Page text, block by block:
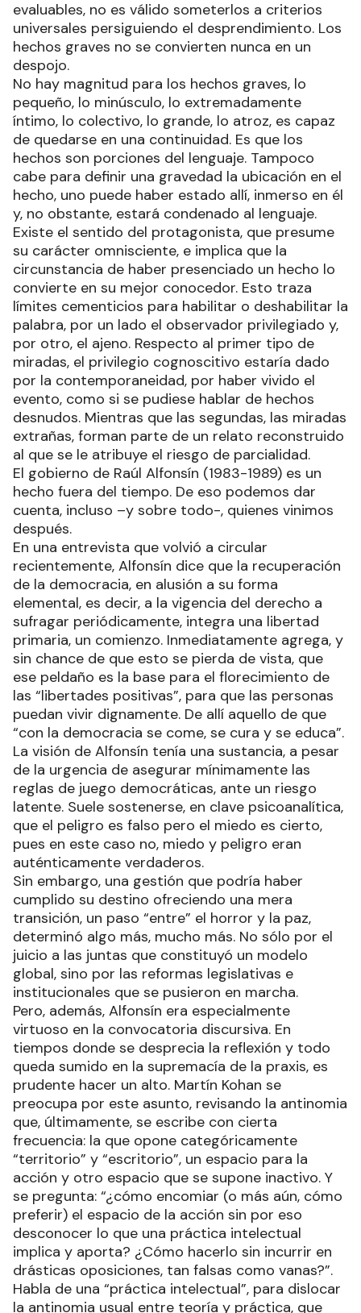
evaluables, no es válido someterlos a criterios
universales persiguiendo el desprendimiento. Los
hechos graves no se convierten nunca en un
despojo.
No hay magnitud para los hechos graves, lo
pequeño, lo minúsculo, lo extremadamente
íntimo, lo colectivo, lo grande, lo atroz, es capaz
de quedarse en una continuidad. Es que los
hechos son porciones del lenguaje. Tampoco
cabe para definir una gravedad la ubicación en el
hecho, uno puede haber estado allí, inmerso en él
y, no obstante, estará condenado al lenguaje.
Existe el sentido del protagonista, que presume
su carácter omnisciente, e implica que la
circunstancia de haber presenciado un hecho lo
convierte en su mejor conocedor. Esto traza
límites cementicios para habilitar o deshabilitar la
palabra, por un lado el observador privilegiado y,
por otro, el ajeno. Respecto al primer tipo de
miradas, el privilegio cognoscitivo estaría dado
por la contemporaneidad, por haber vivido el
evento, como si se pudiese hablar de hechos
desnudos. Mientras que las segundas, las miradas
extrañas, forman parte de un relato reconstruido
al que se le atribuye el riesgo de parcialidad.
El gobierno de Raúl Alfonsín (1983-1989) es un
hecho fuera del tiempo. De eso podemos dar
cuenta, incluso –y sobre todo-, quienes vinimos
después.
En una entrevista que volvió a circular
recientemente, Alfonsín dice que la recuperación
de la democracia, en alusión a su forma
elemental, es decir, a la vigencia del derecho a
sufragar periódicamente, integra una libertad
primaria, un comienzo. Inmediatamente agrega, y
sin chance de que esto se pierda de vista, que
ese peldaño es la base para el florecimiento de
las “libertades positivas”, para que las personas
puedan vivir dignamente. De allí aquello de que
“con la democracia se come, se cura y se educa”.
La visión de Alfonsín tenía una sustancia, a pesar
de la urgencia de asegurar mínimamente las
reglas de juego democráticas, ante un riesgo
latente. Suele sostenerse, en clave psicoanalítica,
que el peligro es falso pero el miedo es cierto,
pues en este caso no, miedo y peligro eran
auténticamente verdaderos.
Sin embargo, una gestión que podría haber
cumplido su destino ofreciendo una mera
transición, un paso “entre” el horror y la paz,
determinó algo más, mucho más. No sólo por el
juicio a las juntas que constituyó un modelo
global, sino por las reformas legislativas e
institucionales que se pusieron en marcha.
Pero, además, Alfonsín era especialmente
virtuoso en la convocatoria discursiva. En
tiempos donde se desprecia la reflexión y todo
queda sumido en la supremacía de la praxis, es
prudente hacer un alto. Martín Kohan se
preocupa por este asunto, revisando la antinomia
que, últimamente, se escribe con cierta
frecuencia: la que opone categóricamente
“territorio” y “escritorio”, un espacio para la
acción y otro espacio que se supone inactivo. Y
se pregunta: “¿cómo encomiar (o más aún, cómo
preferir) el espacio de la acción sin por eso
desconocer lo que una práctica intelectual
implica y aporta? ¿Cómo hacerlo sin incurrir en
drásticas oposiciones, tan falsas como vanas?”.
Habla de una “práctica intelectual”, para dislocar
la antinomia usual entre teoría y práctica, que